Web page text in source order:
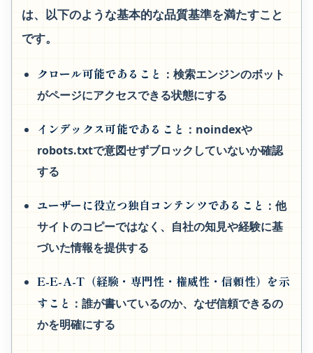
は、以下のような基本的な品質基準を満たすこと
です。
クロール可能であること ：検索エンジンのボット
がページにアクセスできる状態にする
インデックス可能であること ：noindexや
robots.txtで意図せずブロックしていないか確認
する
ユーザーに役立つ独自コンテンツであること ：他
サイトのコピーではなく、自社の知見や経験に基
づいた情報を提供する
E-E-A-T（経験・専門性・権威性・信頼性）を示
すこと ：誰が書いているのか、なぜ信頼できるの
かを明確にする